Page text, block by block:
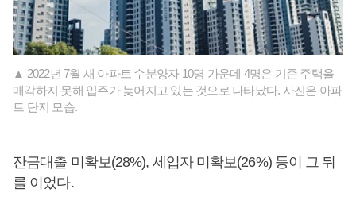
▲ 2022년 7월 새 아파트 수분양자 10명 가운데 4명은 기존 주택을
매각하지 못해 입주가 늦어지고 있는 것으로 나타났다. 사진은 아파
트 단지 모습.
잔금대출 미확보(28%), 세입자 미확보(26%) 등이 그 뒤
를 이었다.